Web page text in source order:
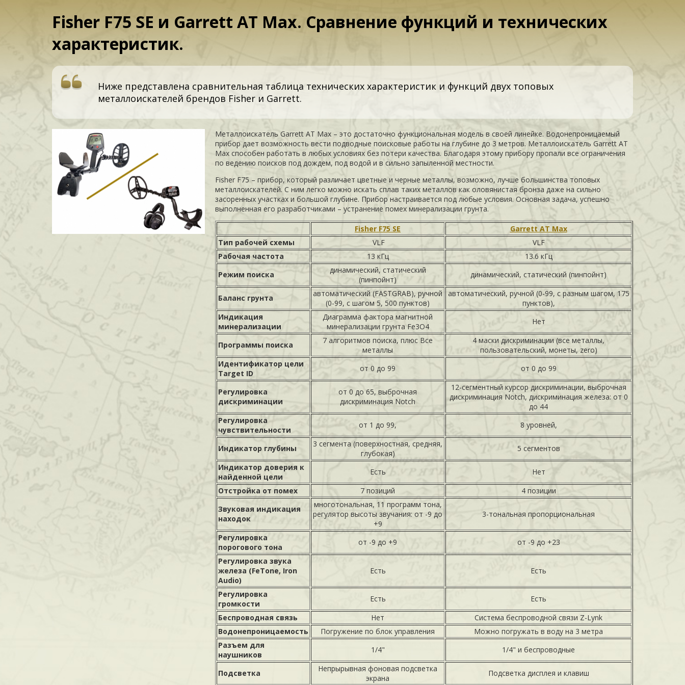
Fisher F75 SE и Garrett AT Max. Сравнение функций и технических
характеристик.
Ниже представлена сравнительная таблица технических характеристик и функций двух топовых
металлоискателей брендов Fisher и Garrett.
Металлоискатель Garrett AT Max – это достаточно функциональная модель в своей линейке. Водонепроницаемый
прибор дает возможность вести подводные поисковые работы на глубине до 3 метров. Металлоискатель Garrett AT
Max способен работать в любых условиях без потери качества. Благодаря этому прибору пропали все ограничения
по ведению поисков под дождем, под водой и в сильно запыленной местности.
Fisher F75 – прибор, который различает цветные и черные металлы, возможно, лучше большинства топовых
металлоискателей. С ним легко можно искать сплав таких металлов как оловянистая бронза даже на сильно
засоренных участках и большой глубине. Прибор настраивается под любые условия. Основная задача, успешно
выполненная его разработчиками – устранение помех минерализации грунта.
Fisher F75 SE
Garrett AT Max
Тип рабочей схемы
VLF
VLF
Рабочая частота
13 кГц
13.6 кГц
Режим поиска
динамический, статический
(пинпойнт)
динамический, статический (пинпойнт)
Баланс грунта
автоматический (FASTGRAB), ручной
(0-99, с шагом 5, 500 пунктов)
автоматический, ручной (0-99, с разным шагом, 175
пунктов),
Индикация
минерализации
Диаграмма фактора магнитной
минерализации грунта Fe3O4
Нет
Программы поиска
7 алгоритмов поиска, плюс Все
металлы
4 маски дискриминации (все металлы,
пользовательский, монеты, zero)
Идентификатор цели
Target ID
от 0 до 99 от 0 до 99
Регулировка
дискриминации
от 0 до 65, выброчная
дискриминация Notch
12-сегментный курсор дискриминации, выброчная
дискриминация Notch, дискриминация железа: от 0
до 44
Регулировка
чувствительности
от 1 до 99, 8 уровней,
Индикатор глубины
3 сегмента (поверхностная, средняя,
глубокая)
5 сегментов
Индикатор доверия к
найденной цели
Есть
Нет
Отстройка от помех
7 позиций
4 позиции
Звуковая индикация
находок
многотональная, 11 программ тона,
регулятор высоты звучания: от -9 до
+9
3-тональная пропорциональная
Регулировка
порогового тона
от -9 до +9
от -9 до +23
Регулировка звука
железа (FeTone, Iron
Audio)
Есть Есть
Регулировка
громкости
Есть
Есть
Беспроводная связь
Нет
Система беспроводной связи Z-Lynk
Водонепроницаемость
Погружение по блок управления
Можно погружать в воду на 3 метра
Разъем для
наушников
1/4" 1/4" и беспроводные
Подсветка
Непрырывная фоновая подсветка
экрана
Подсветка дисплея и клавиш